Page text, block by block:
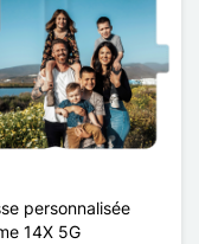
personnalisée
14X 5G